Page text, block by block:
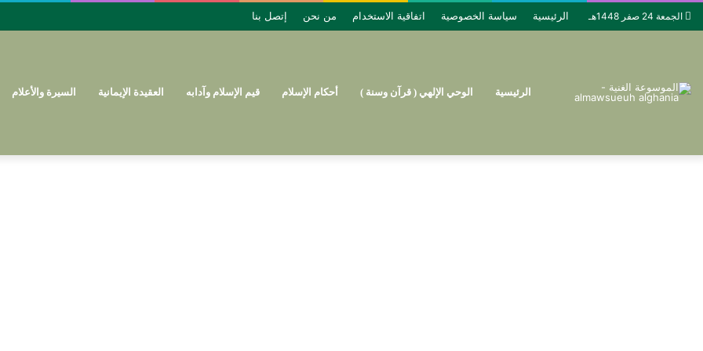
الجمعة 24 صفر 1448هـ الرئيسية سياسة الخصوصية اتفاقية الاستخدام من نحن إتصل بنا
الرئيسية الوحي الإلهي ( قرآن وسنة ) أحكام الإسلام قيم الإسلام وآدابه العقيدة الإيمانية السيرة والأعلام